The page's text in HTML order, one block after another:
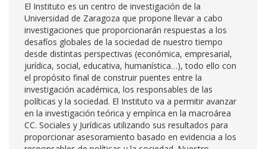
El Instituto es un centro de investigación de la
Universidad de Zaragoza que propone llevar a cabo
investigaciones que proporcionarán respuestas a los
desafíos globales de la sociedad de nuestro tiempo
desde distintas perspectivas (económica, empresarial,
jurídica, social, educativa, humanística…), todo ello con
el propósito final de construir puentes entre la
investigación académica, los responsables de las
políticas y la sociedad. El Instituto va a permitir avanzar
en la investigación teórica y empírica en la macroárea
CC. Sociales y Jurídicas utilizando sus resultados para
proporcionar asesoramiento basado en evidencia a los